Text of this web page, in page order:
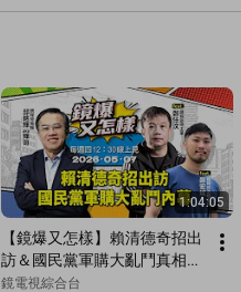
1:04:05
【鏡爆又怎樣】賴清德奇招出
訪＆國民黨軍購大亂鬥真相
feat.鏡報副總主筆鄭任汶、政
鏡電視綜合台